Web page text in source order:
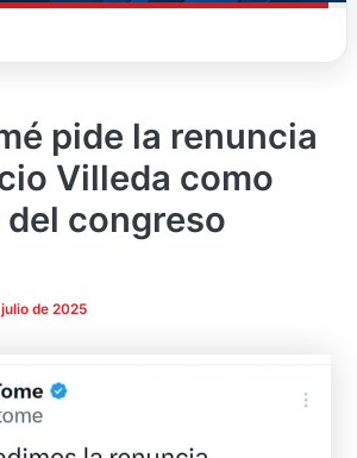
pide la renuncia
Villeda como
congreso
de 2025